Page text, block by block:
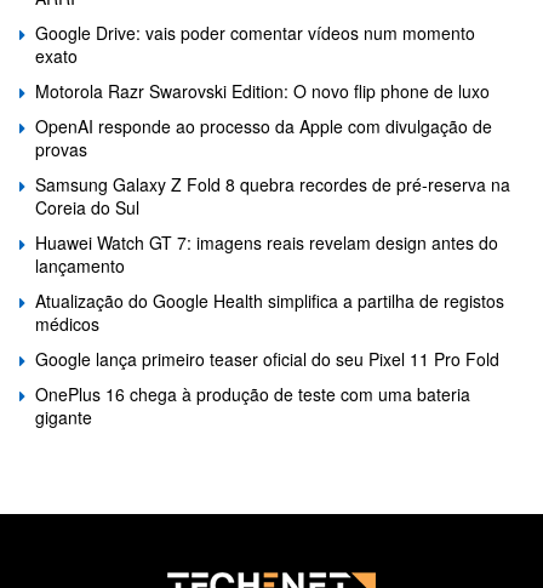
Google Drive: vais poder comentar vídeos num momento
exato
Motorola Razr Swarovski Edition: O novo flip phone de luxo
OpenAI responde ao processo da Apple com divulgação de
provas
Samsung Galaxy Z Fold 8 quebra recordes de pré-reserva na
Coreia do Sul
Huawei Watch GT 7: imagens reais revelam design antes do
lançamento
Atualização do Google Health simplifica a partilha de registos
médicos
Google lança primeiro teaser oficial do seu Pixel 11 Pro Fold
OnePlus 16 chega à produção de teste com uma bateria
gigante